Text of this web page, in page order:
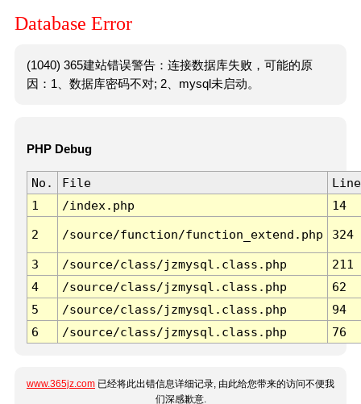
Database Error
(1040) 365建站错误警告：连接数据库失败，可能的原
因：1、数据库密码不对; 2、mysql未启动。
PHP Debug
No. File
Line
1
/index.php 14
2 /source/function/function_extend.php 324
3 /source/class/jzmysql.class.php
211
4
/source/class/jzmysql.class.php
62
5
/source/class/jzmysql.class.php
94
6
/source/class/jzmysql.class.php 76
www.365jz.com 已经将此出错信息详细记录, 由此给您带来的访问不便我
们深感歉意.